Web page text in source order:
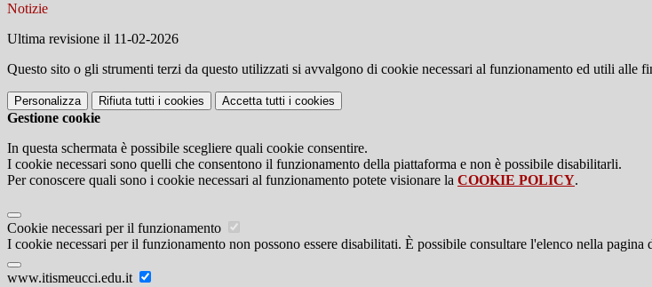
Notizie
Ultima revisione il 11-02-2026
Questo sito o gli strumenti terzi da questo utilizzati si avvalgono di cookie necessari al funzionamento ed utili alle
Personalizza Rifiuta tutti i cookies Accetta tutti i cookies
Gestione cookie
In questa schermata è possibile scegliere quali cookie consentire.
I cookie necessari sono quelli che consentono il funzionamento della piattaforma e non è possibile disabilitarli.
Per conoscere quali sono i cookie necessari al funzionamento potete visionare la COOKIE POLICY.
Cookie necessari per il funzionamento
I cookie necessari per il funzionamento non possono essere disabilitati. È possibile consultare l'elenco nella pagina
www.itismeucci.edu.it